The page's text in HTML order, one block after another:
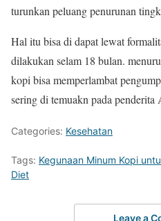
turunkan peluang penurunan
Hal itu bisa di dapat lewat
dilakukan selam 18 bulan.
kopi bisa memperlambat
sering di temuakn pada penderita
Categories: Kesehatan
Tags: Kegunaan Minum Kopi
Diet
Leave a